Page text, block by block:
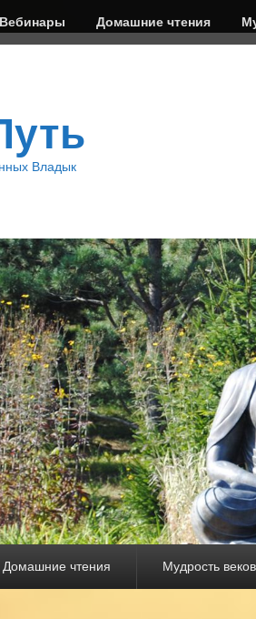
Вебинары Домашние чтения
Владык
Домашние чтения Мудрость веков